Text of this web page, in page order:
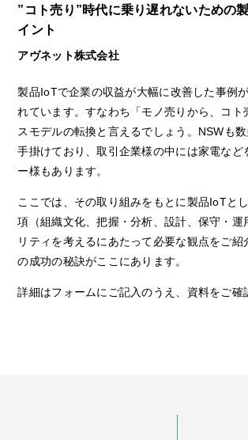
”コト売り”時代に乗り遅れないための
イント
アヴネット株式会社
製品IoTで企業の収益が大幅に改善した事例
れています。すなわち「モノ売りから、コト
スモデルの転換と言えるでしょう。NSWも
手掛けており、取引企業様の中には家電など
ー様もあります。
ここでは、その取り組みをもとに製品IoTと
項（組織文化、把握・分析、設計、保守・運
リティを考えるにあたって必要な観点をご紹
の成功の秘訣がここにあります。
詳細はフォームにご記入のうえ、資料をご確